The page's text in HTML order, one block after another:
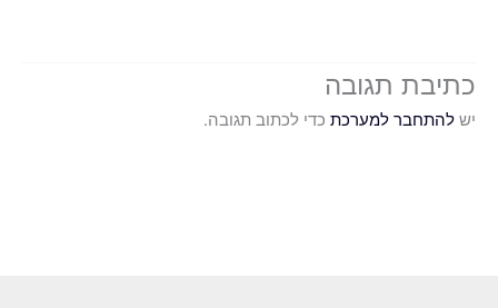
כתיבת תגובה
יש להתחבר למערכת כדי לכתוב תגובה.